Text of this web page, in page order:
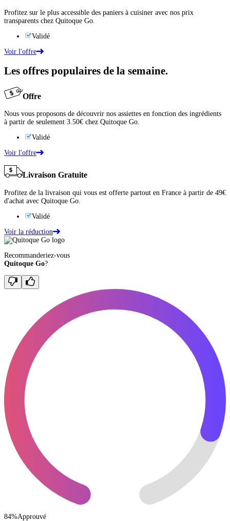
Profitez sur le plus accessible des paniers à cuisiner avec nos prix
transparents chez Quitoque Go.
Validé
Voir l'offre
Les offres populaires de la semaine.
Offre
Nous vous proposons de découvrir nos assiettes en fonction des ingrédients
à partir de seulement 3.50€ chez Quitoque Go.
Validé
Voir l'offre
Livraison Gratuite
Profitez de la livraison qui vous est offerte partout en France à partir de 49€
d'achat avec Quitoque Go.
Validé
Voir la réduction
Recommanderiez-vous
Quitoque Go?
84%Approuvé